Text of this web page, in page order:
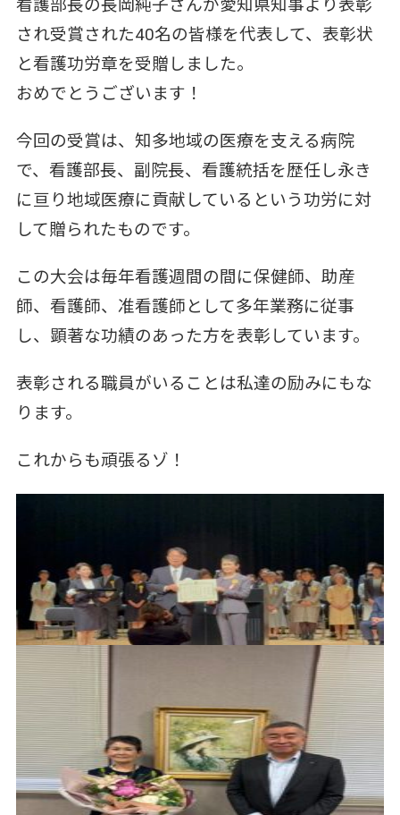
看護部長の長岡純子さんが愛知県知事より表彰
され受賞された40名の皆様を代表して、表彰状
と看護功労章を受贈しました。
おめでとうございます！
今回の受賞は、知多地域の医療を支える病院
で、看護部長、副院長、看護統括を歴任し永き
に亘り地域医療に貢献しているという功労に対
して贈られたものです。
この大会は毎年看護週間の間に保健師、助産
師、看護師、准看護師として多年業務に従事
し、顕著な功績のあった方を表彰しています。
表彰される職員がいることは私達の励みにもな
ります。
これからも頑張るゾ！